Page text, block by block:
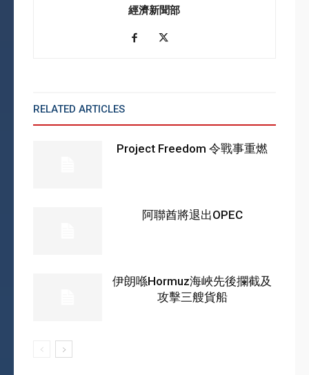
經濟新聞部
RELATED ARTICLES
Project Freedom 令戰事重燃
阿聯酋將退出OPEC
伊朗喺Hormuz海峽先後攔截及
攻擊三艘貨船